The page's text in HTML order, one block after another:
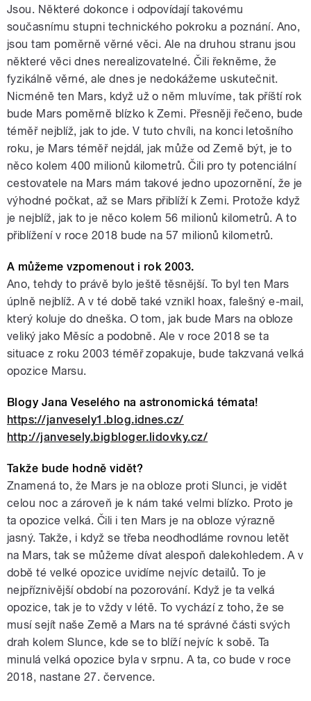
Jsou. Některé dokonce i odpovídají takovému
současnímu stupni technického pokroku a poznání. Ano,
jsou tam poměrně věrné věci. Ale na druhou stranu jsou
některé věci dnes nerealizovatelné. Čili řekněme, že
fyzikálně věrné, ale dnes je nedokážeme uskutečnit.
Nicméně ten Mars, když už o něm mluvíme, tak příští rok
bude Mars poměrně blízko k Zemi. Přesněji řečeno, bude
téměř nejblíž, jak to jde. V tuto chvíli, na konci letošního
roku, je Mars téměř nejdál, jak může od Země být, je to
něco kolem 400 milionů kilometrů. Čili pro ty potenciální
cestovatele na Mars mám takové jedno upozornění, že je
výhodné počkat, až se Mars přiblíží k Zemi. Protože když
je nejblíž, jak to je něco kolem 56 milionů kilometrů. A to
přiblížení v roce 2018 bude na 57 milionů kilometrů.
A můžeme vzpomenout i rok 2003.
Ano, tehdy to právě bylo ještě těsnější. To byl ten Mars
úplně nejblíž. A v té době také vznikl hoax, falešný e-mail,
který koluje do dneška. O tom, jak bude Mars na obloze
veliký jako Měsíc a podobně. Ale v roce 2018 se ta
situace z roku 2003 téměř zopakuje, bude takzvaná velká
opozice Marsu.
Blogy Jana Veselého na astronomická témata!
https://janvesely1.blog.idnes.cz/
http://janvesely.bigbloger.lidovky.cz/
Takže bude hodně vidět?
Znamená to, že Mars je na obloze proti Slunci, je vidět
celou noc a zároveň je k nám také velmi blízko. Proto je
ta opozice velká. Čili i ten Mars je na obloze výrazně
jasný. Takže, i když se třeba neodhodláme rovnou letět
na Mars, tak se můžeme dívat alespoň dalekohledem. A v
době té velké opozice uvidíme nejvíc detailů. To je
nejpříznivější období na pozorování. Když je ta velká
opozice, tak je to vždy v létě. To vychází z toho, že se
musí sejít naše Země a Mars na té správné části svých
drah kolem Slunce, kde se to blíží nejvíc k sobě. Ta
minulá velká opozice byla v srpnu. A ta, co bude v roce
2018, nastane 27. července.